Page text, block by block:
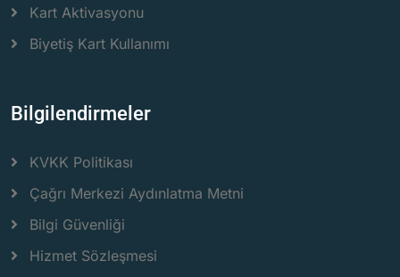
Kart Aktivasyonu
Biyetiş Kart Kullanımı
Bilgilendirmeler
KVKK Politikası
Çağrı Merkezi Aydınlatma Metni
Bilgi Güvenliği
Hizmet Sözleşmesi